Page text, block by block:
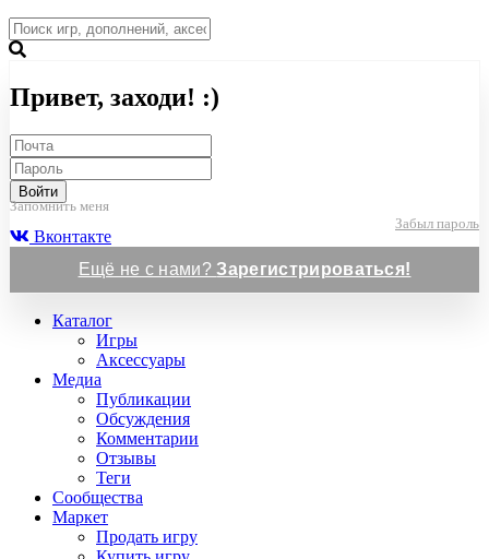
Привет, заходи! :)
Войти
Запомнить меня
Забыл пароль
Вконтакте
Ещё не с нами?Зарегистрироваться!
Каталог
Игры
Аксессуары
Медиа
Публикации
Обсуждения
Комментарии
Отзывы
Теги
Сообщества
Маркет
Продать игру